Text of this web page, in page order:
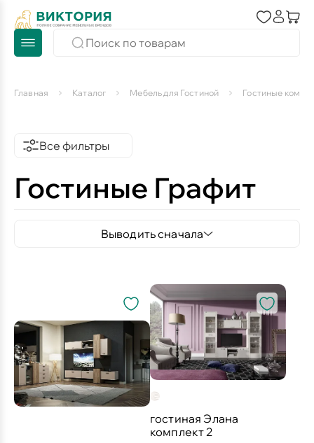
Главная Каталог Мебель для Гостиной Гостиные
Все фильтры
Гостиные Графит
Выводить сначала
гостиная Элана
комплект 2